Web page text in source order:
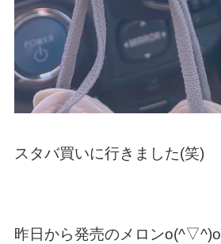
スタバ買いに行きました(笑)
昨日から発売のメロンo(^▽^)o